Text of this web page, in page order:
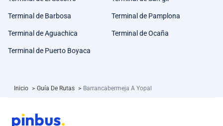
Terminal de Barbosa Terminal de Pamplona
Terminal de Aguachica Terminal de Ocaña
Terminal de Puerto Boyaca
Inicio > Guía De Rutas > Barrancabermeja A Yopal